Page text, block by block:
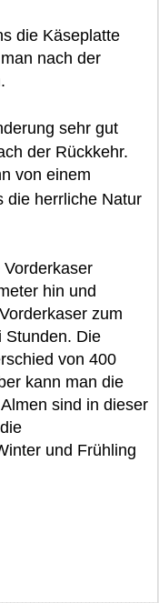
die Käseplatte
nach der
sehr gut
der Rückkehr.
von einem
die herrliche Natur
hin und
zum
Stunden. Die
von 400
kann man die
sind in dieser
und Frühling